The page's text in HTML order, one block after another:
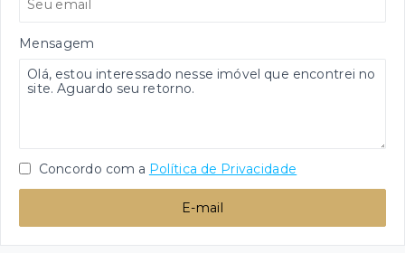
Mensagem
Concordo com a Política de Privacidade
E-mail